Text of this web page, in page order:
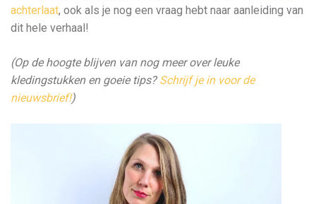
achterlaat, ook als je nog een vraag hebt naar aanleiding van
dit hele verhaal!
(Op de hoogte blijven van nog meer over leuke
kledingstukken en goeie tips? Schrijf je in voor de
nieuwsbrief!)